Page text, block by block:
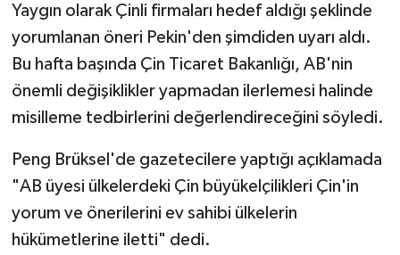
Yaygın olarak Çinli firmaları hedef aldığı şeklinde
yorumlanan öneri Pekin'den şimdiden uyarı aldı.
Bu hafta başında Çin Ticaret Bakanlığı, AB'nin
önemli değişiklikler yapmadan ilerlemesi halinde
misilleme tedbirlerini değerlendireceğini söyledi.
Peng Brüksel'de gazetecilere yaptığı açıklamada
"AB üyesi ülkelerdeki Çin büyükelçilikleri Çin'in
yorum ve önerilerini ev sahibi ülkelerin
hükümetlerine iletti" dedi.